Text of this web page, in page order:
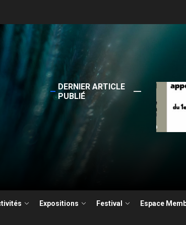
DERNIER ARTICLE
PUBLIÉ
Expositions Festival Espace
Photographie Besançon édition 2026